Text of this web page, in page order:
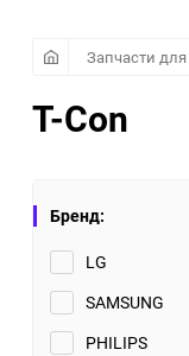
Запчасти
T-Con
Бренд:
LG
SAMSUNG
PHILIPS